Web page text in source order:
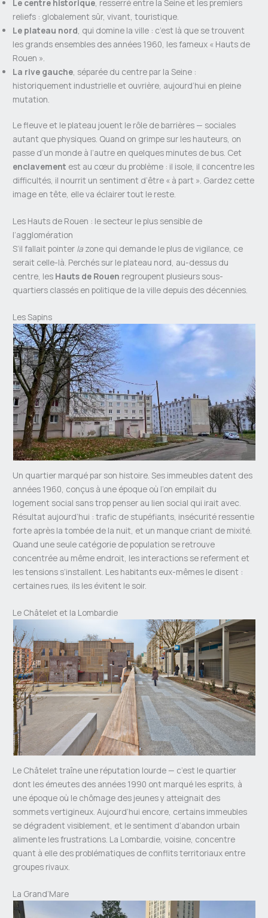
Le centre historique , resserré entre la Seine et les premiers
reliefs : globalement sûr, vivant, touristique.
Le plateau nord , qui domine la ville : c’est là que se trouvent
les grands ensembles des années 1960, les fameux « Hauts de
Rouen ».
La rive gauche , séparée du centre par la Seine :
historiquement industrielle et ouvrière, aujourd’hui en pleine
mutation.
Le fleuve et le plateau jouent le rôle de barrières — sociales
autant que physiques. Quand on grimpe sur les hauteurs, on
passe d’un monde à l’autre en quelques minutes de bus. Cet
enclavement est au cœur du problème : il isole, il concentre les
difficultés, il nourrit un sentiment d’être « à part ». Gardez cette
image en tête, elle va éclairer tout le reste.
Les Hauts de Rouen : le secteur le plus sensible de
l’agglomération
S’il fallait pointer la zone qui demande le plus de vigilance, ce
serait celle-là. Perchés sur le plateau nord, au-dessus du
centre, les Hauts de Rouen regroupent plusieurs sous-
quartiers classés en politique de la ville depuis des décennies.
Les Sapins
Un quartier marqué par son histoire. Ses immeubles datent des
années 1960, conçus à une époque où l’on empilait du
logement social sans trop penser au lien social qui irait avec.
Résultat aujourd’hui : trafic de stupéfiants, insécurité ressentie
forte après la tombée de la nuit, et un manque criant de mixité.
Quand une seule catégorie de population se retrouve
concentrée au même endroit, les interactions se referment et
les tensions s’installent. Les habitants eux-mêmes le disent :
certaines rues, ils les évitent le soir.
Le Châtelet et la Lombardie
Le Châtelet traîne une réputation lourde — c’est le quartier
dont les émeutes des années 1990 ont marqué les esprits, à
une époque où le chômage des jeunes y atteignait des
sommets vertigineux. Aujourd’hui encore, certains immeubles
se dégradent visiblement, et le sentiment d’abandon urbain
alimente les frustrations. La Lombardie, voisine, concentre
quant à elle des problématiques de conflits territoriaux entre
groupes rivaux.
La Grand’Mare